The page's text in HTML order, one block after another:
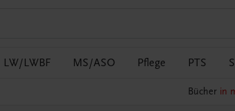
LW/LWBF MS/ASO Pflege PTS
Bücher in